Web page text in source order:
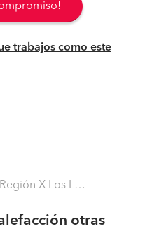
trabajos como este
Los Lagos - Llanquihue)
otras